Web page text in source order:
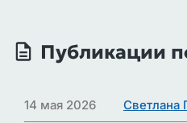
Публикации
14 мая 2026 Светлана